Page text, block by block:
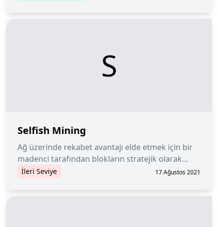
S
Selfish Mining
Ağ üzerinde rekabet avantajı elde etmek için bir
madenci tarafından blokların stratejik olarak
durdurulması ve serbest bırakılması.
İleri Seviye 17 Ağustos 2021